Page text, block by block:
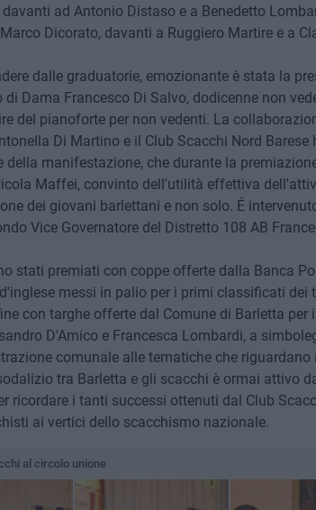
ad Antonio Distaso e a Benedetto
Dicorato, davanti a Ruggiero Martire e a
dalle graduatorie, emozionante è stata la
Dama Francesco Di Salvo, dodicenne non
del pianoforte per non vedenti. La
Di Martino e il Club Scacchi Nord Barese
della manifestazione, che durante la
Maffei, convinto dell'utilità effettiva
dei giovani barlettani e non solo. É
Vice Governatore del Distretto 108 AB
stati premiati con coppe offerte dalla Banca
messi in palio per i primi classificati dei
con targhe offerte dal Comune di Barletta per
D'Amico e Francesca Lombardi, a
comunale alle tematiche che
tra Barletta e gli scacchi è ormai attivo
ricordare i tanti successi ottenuti dal Club
ai vertici dello scacchismo nazionale.
al circolo unione